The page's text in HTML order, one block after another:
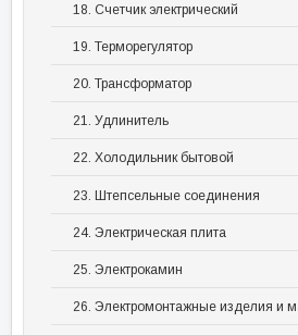
18. Счетчик электрический
19. Терморегулятор
20. Трансформатор
21. Удлинитель
22. Холодильник бытовой
23. Штепсельные соединения
24. Электрическая плита
25. Электрокамин
26. Электромонтажные изделия и